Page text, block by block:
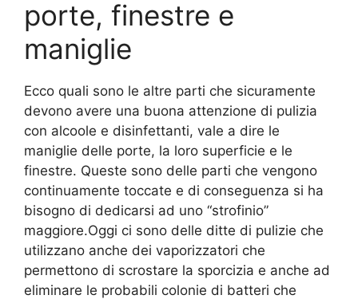
porte, finestre e
maniglie
Ecco quali sono le altre parti che sicuramente
devono avere una buona attenzione di pulizia
con alcoole e disinfettanti, vale a dire le
maniglie delle porte, la loro superficie e le
finestre. Queste sono delle parti che vengono
continuamente toccate e di conseguenza si ha
bisogno di dedicarsi ad uno “strofinio”
maggiore.Oggi ci sono delle ditte di pulizie che
utilizzano anche dei vaporizzatori che
permettono di scrostare la sporcizia e anche ad
eliminare le probabili colonie di batteri che